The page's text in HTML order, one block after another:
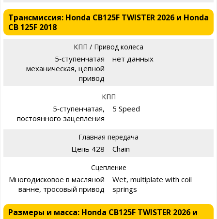
Трансмиссия: Honda CB125F TWISTER 2026 и Honda
CB 125F 2018
КПП / Привод колеса
5‑ступенчатая
механическая, цепной
привод
нет данных
КПП
5‑ступенчатая,
постоянного зацепления
5 Speed
Главная передача
Цепь 428 Chain
Сцепление
Многодисковое в масляной
ванне, тросовый привод
Wet, multiplate with coil
springs
Размеры и масса: Honda CB125F TWISTER 2026 и